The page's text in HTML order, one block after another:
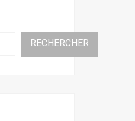
RECHERCHER